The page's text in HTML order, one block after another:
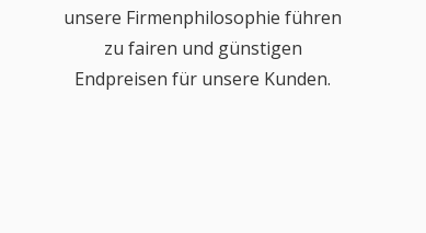
unsere Firmenphilosophie führen
zu fairen und günstigen
Endpreisen für unsere Kunden.